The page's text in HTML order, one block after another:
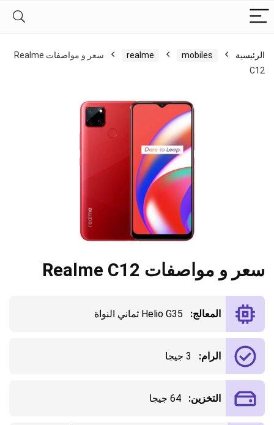
الرئيسية mobiles
realme
سعر و مواصفات Realme
C12
سعر و مواصفات Realme C12
المعالج: Helio G35 ثماني النواة
الرام: 3 جيجا
التخزين: 64 جيجا